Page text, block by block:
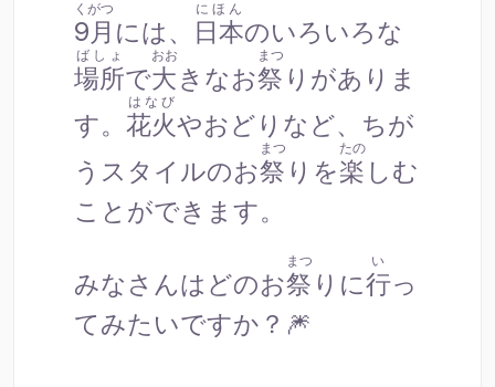
9月
くがつ
には、 日本
にほん
のいろいろな
場所
ばしょ
で大
おお
きなお祭
まつ
りがありま
す。 花火
はなび
やおどりなど、ちが
うスタイルのお祭
まつ
りを楽
たの
しむ
ことができます。
みなさんはどのお祭
まつ
りに行
い
っ
てみたいですか？🎆